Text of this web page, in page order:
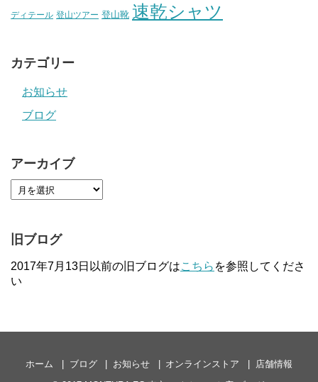
ディテール 登山ツアー 登山靴 速乾シャツ
カテゴリー
お知らせ
ブログ
アーカイブ
旧ブログ
2017年7月13日以前の旧ブログはこちら を参照してくださ
い
ホーム ブログ お知らせ オンラインストア
店舗情報